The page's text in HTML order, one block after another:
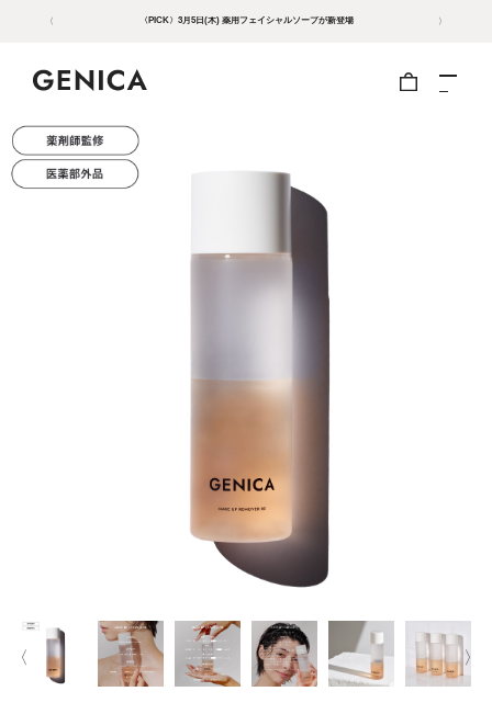
〈PICK〉3月5日(木) 薬用フェイシャルソープが新登場